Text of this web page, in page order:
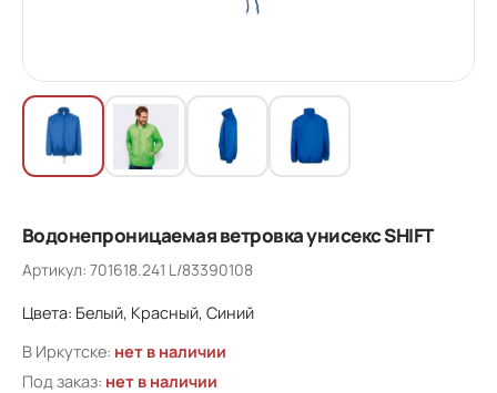
Водонепроницаемая ветровка унисекс SHIFT
Артикул: 701618.241 L/83390108
Цвета: Белый, Красный, Синий
В Иркутске: нет в наличии
Под заказ: нет в наличии